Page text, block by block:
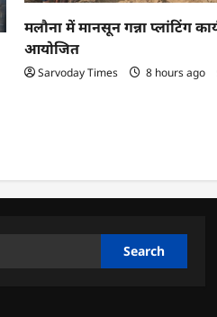
मलौना में मानसून गन्ना प्लांटिंग
आयोजित
Sarvoday Times 8 hours ago